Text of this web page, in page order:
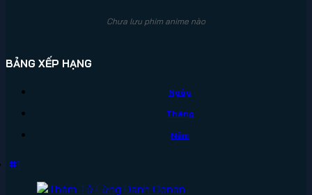
Chưa lưu phim anime nào
BẢNG XẾP HẠNG
Ngày
Tháng
Năm
#1